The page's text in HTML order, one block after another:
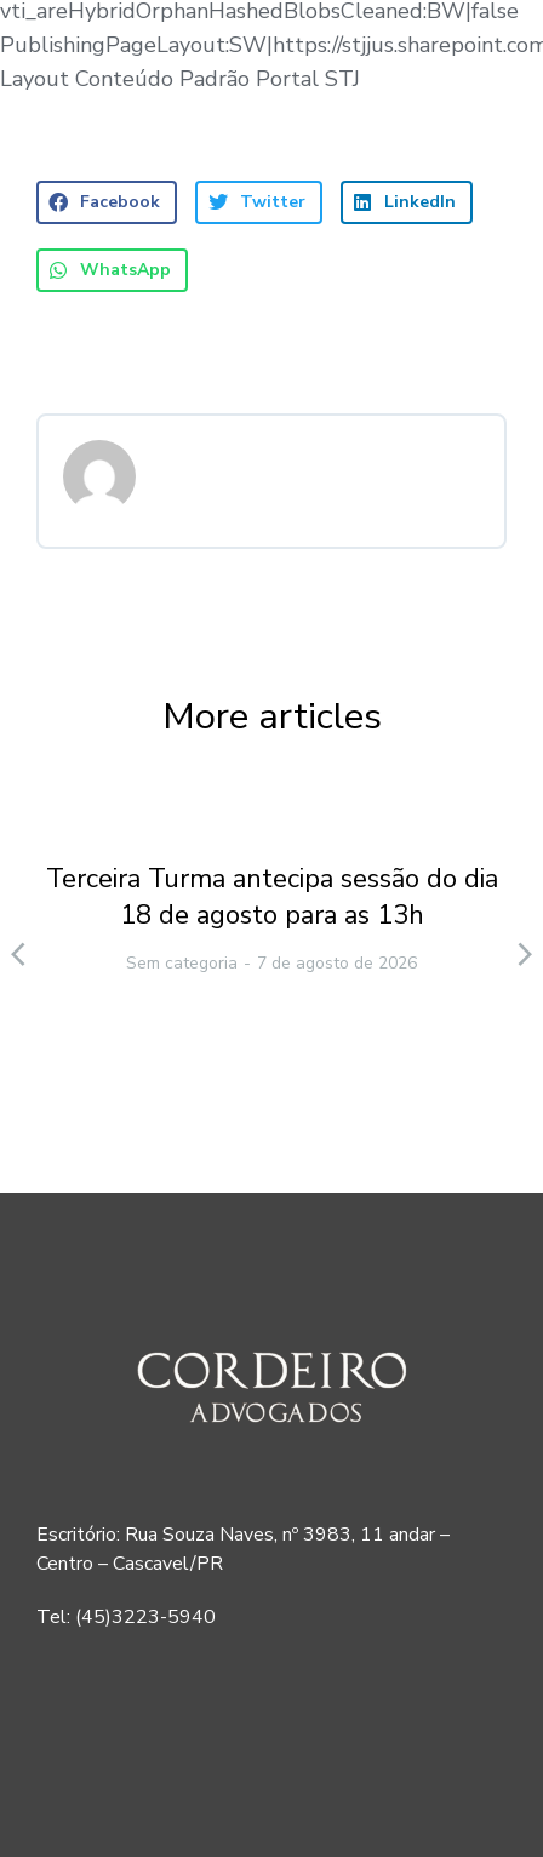
vti_areHybridOrphanHashedBlobsCleaned:BW|false
PublishingPageLayout:SW|https://
Layout Conteúdo Padrão Portal STJ
Facebook Twitter LinkedIn
WhatsApp
More articles
Terceira Turma antecipa sessão do dia
18 de agosto para as 13h
Sem categoria 7 de agosto de 2026
Escritório: Rua Souza Naves, nº 3983, 11 andar –
Centro – Cascavel/PR
Tel: (45)3223-5940